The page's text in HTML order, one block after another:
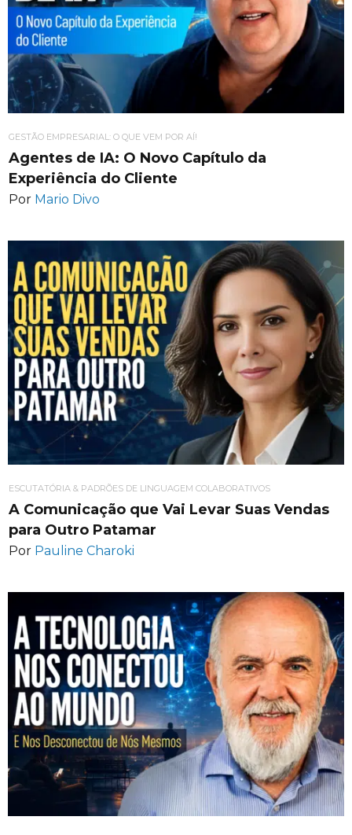
GESTÃO EMPRESARIAL: O QUE VEM POR AÍ!
Agentes de IA: O Novo Capítulo da
Experiência do Cliente
Por Mario Divo
ESCUTATÓRIA & PADRÕES DE LINGUAGEM COLABORATIVOS
A Comunicação que Vai Levar Suas Vendas
para Outro Patamar
Por Pauline Charoki